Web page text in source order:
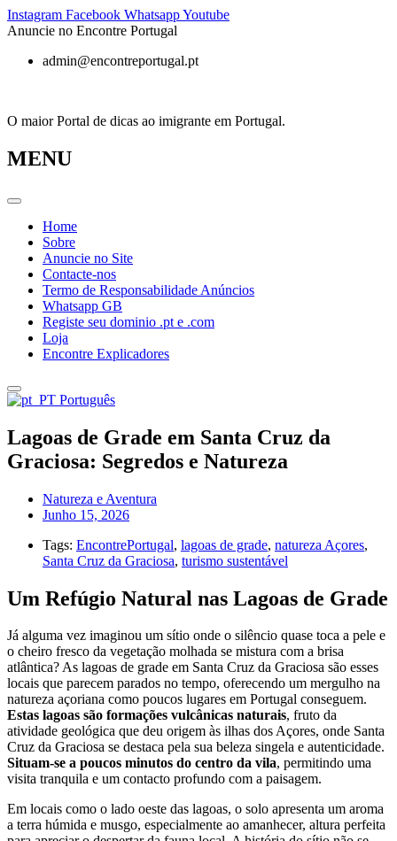
Pular
para
conteúdo
Instagram Facebook WhatsappYoutube
Anuncie no Encontre Portugal
admin@encontreportugal.pt
O maior Portal de dicas ao imigrante em Portugal.
MENU
Home
Sobre
Anuncie no Site
Contacte-nos
Termo de Responsabilidade Anúncios
Whatsapp GB
Registe seu dominio .pt e .com
Loja
Encontre Explicadores
Português
Lagoas de Grade em Santa Cruz da
Graciosa: Segredos e Natureza
Natureza e Aventura
Junho 15, 2026
Tags: EncontrePortugal, lagoas de grade, natureza Açores,
Santa Cruz da Graciosa, turismo sustentável
Um Refúgio Natural nas Lagoas de Grade
Já alguma vez imaginou um sítio onde o silêncio quase toca a pele e
o cheiro fresco da vegetação molhada se mistura com a brisa
atlântica? As lagoas de grade em Santa Cruz da Graciosa são esses
locais que parecem parados no tempo, oferecendo um mergulho na
natureza açoriana como poucos lugares em Portugal conseguem.
Estas lagoas são formações vulcânicas naturais, fruto da
atividade geológica que deu origem às ilhas dos Açores, onde Santa
Cruz da Graciosa se destaca pela sua beleza singela e autenticidade.
Situam-se a poucos minutos do centro da vila, permitindo uma
visita tranquila e um contacto profundo com a paisagem.
Em locais como o lado oeste das lagoas, o solo apresenta um aroma
a terra húmida e musgo, especialmente ao amanhecer, altura perfeita